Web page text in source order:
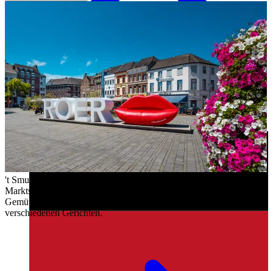
't Smulhuys
Marktstraat 9
Gemütliche Cafeteria mit Pommes, Snacks, Burgern und
verschiedenen Gerichten.